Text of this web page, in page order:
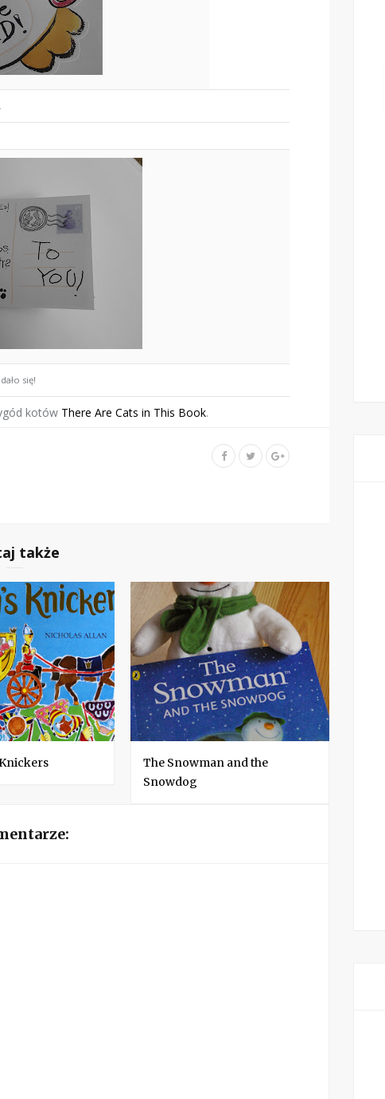
się!
kotów There Are Cats in This Book.
także
The Snowman and the
Snowdog